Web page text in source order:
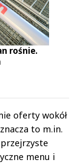
rośnie.
oferty wokół
to m.in.
menu i